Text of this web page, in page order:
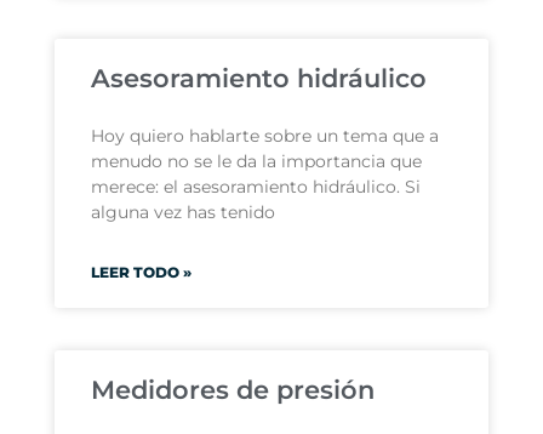
Asesoramiento hidráulico
Hoy quiero hablarte sobre un tema que a
menudo no se le da la importancia que
merece: el asesoramiento hidráulico. Si
alguna vez has tenido
LEER TODO »
Medidores de presión